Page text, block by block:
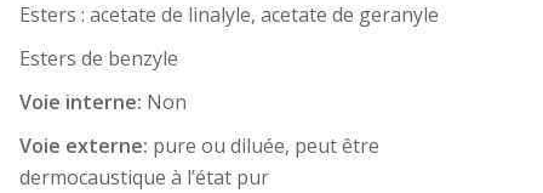
Esters : acetate de linalyle, acetate de geranyle
Esters de benzyle
Voie interne: Non
Voie externe: pure ou diluée, peut être
dermocaustique à l’état pur